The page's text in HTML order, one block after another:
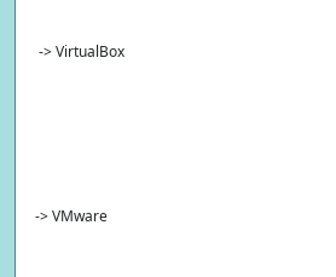
-> VirtualBox
-> VMware